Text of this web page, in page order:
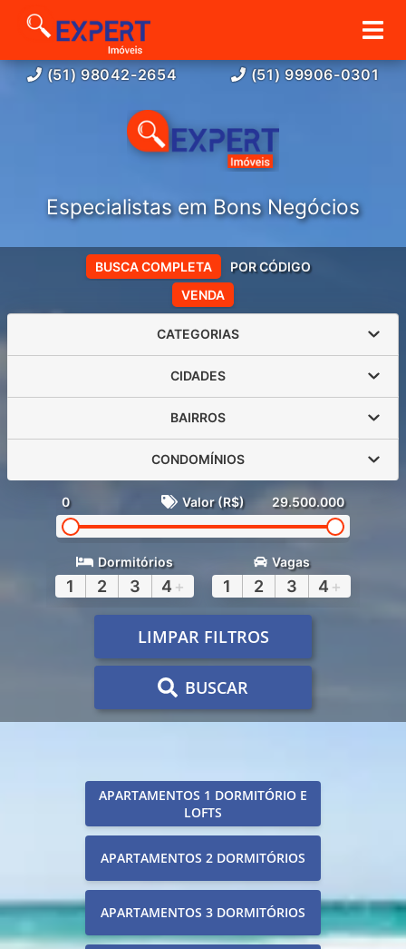
(51) 98042-2654 (51) 99906-0301
Especialistas em Bons Negócios
VENDA
BUSCA COMPLETA POR CÓDIGO
CATEGORIAS
CIDADES
BAIRROS
CONDOMÍNIOS
0 Valor (R$) 29.500.000
Dormitórios
1 2 3 4 +
Vagas
1 2 3 4 +
LIMPAR FILTROS
BUSCAR
APARTAMENTOS 1 DORMITÓRIO E
LOFTS
APARTAMENTOS 2 DORMITÓRIOS
APARTAMENTOS 3 DORMITÓRIOS